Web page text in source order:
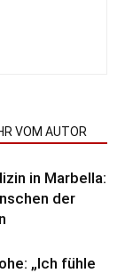
VOM AUTOR
in Marbella:
der
„Ich fühle